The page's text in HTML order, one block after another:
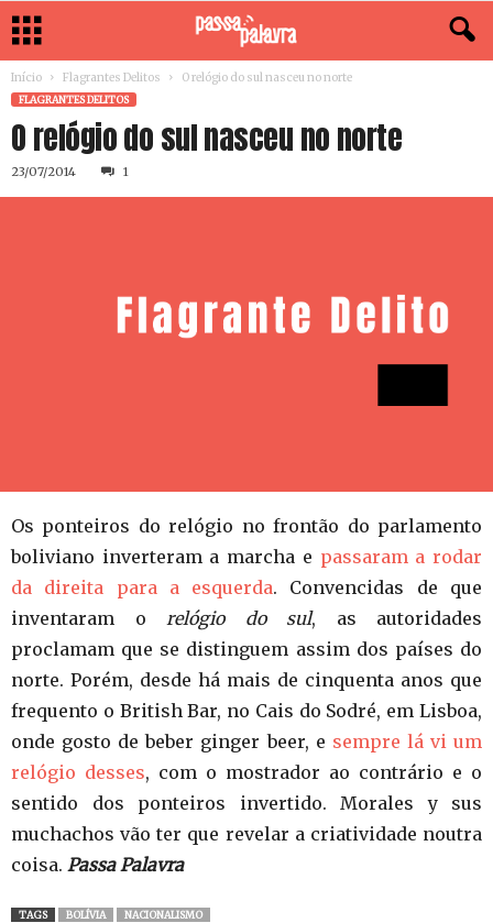
Início Flagrantes Delitos O relógio do sul nasceu no norte
FLAGRANTES DELITOS
O relógio do sul nasceu no norte
23/07/2014 1
Os ponteiros do relógio no frontão do parlamento
boliviano inverteram a marcha e passaram a rodar
da direita para a esquerda. Convencidas de que
inventaram o relógio do sul, as autoridades
proclamam que se distinguem assim dos países do
norte. Porém, desde há mais de cinquenta anos que
frequento o British Bar, no Cais do Sodré, em Lisboa,
onde gosto de beber ginger beer, e sempre lá vi um
relógio desses, com o mostrador ao contrário e o
sentido dos ponteiros invertido. Morales y sus
muchachos vão ter que revelar a criatividade noutra
coisa. Passa Palavra
TAGS BOLÍVIA NACIONALISMO